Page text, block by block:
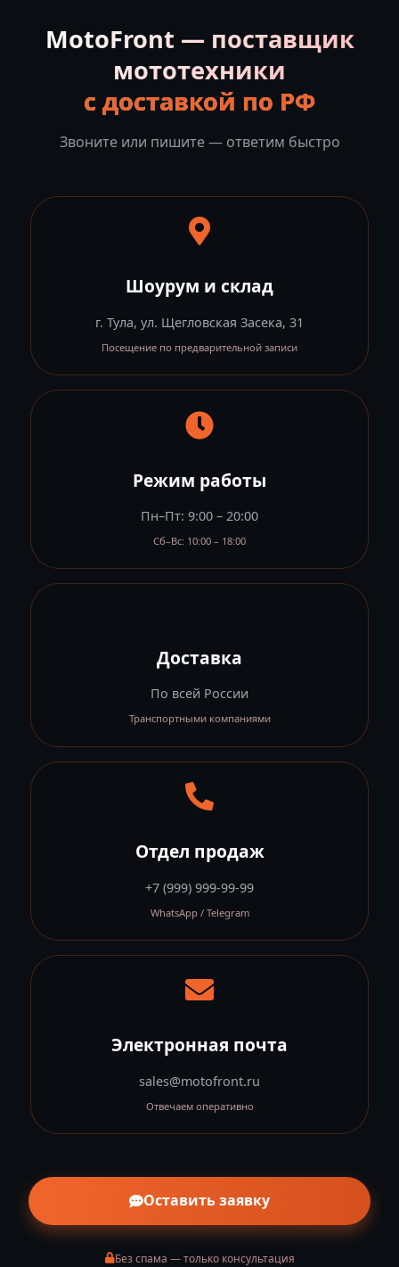
MotoFront — поставщик
мототехники
с доставкой по РФ
Звоните или пишите — ответим быстро
Шоурум и склад
г. Тула, ул. Щегловская Засека, 31
Посещение по предварительной записи
Режим работы
Пн–Пт: 9:00 – 20:00
Сб–Вс: 10:00 – 18:00
Доставка
По всей России
Транспортными компаниями
Отдел продаж
+7 (999) 999-99-99
WhatsApp / Telegram
Электронная почта
sales@motofront.ru
Отвечаем оперативно
Оставить заявку
Без спама — только консультация